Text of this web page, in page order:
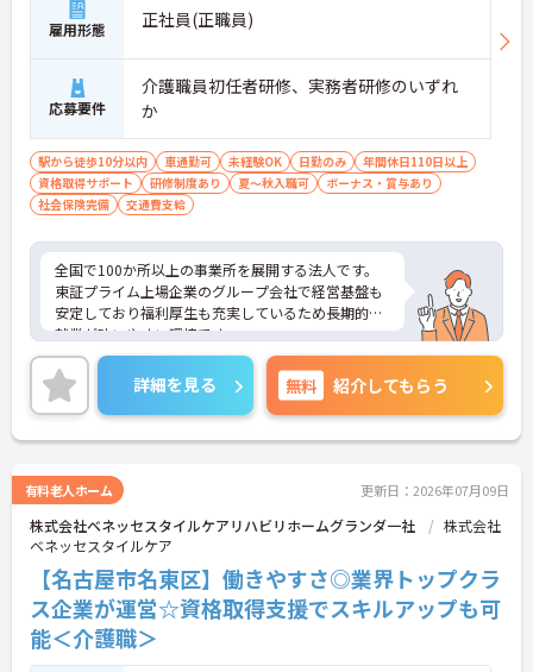
雇用形態 正社員(正職員)
応募要件
介護職員初任者研修、実務者研修のいずれ
か
駅から徒歩10分以内 車通勤可 未経験OK 日勤のみ
年間休日110日以上
資格取得サポート
研修制度あり 夏～秋入職可
ボーナス・賞与あり
社会保険完備
交通費支給
全国で100か所以上の事業所を展開する法人です。
東証プライム上場企業のグループ会社で経営基盤も
安定しており福利厚生も充実しているため長期的な
就業が叶いやすい環境です。
また、キャリアパス制度が整っているので、経験が
浅い方・ブランクがある方も高い目標をもって仕事
に取り組んでいただけます◎
ご興味ある方には、面接対策ポイントなど、さらに
詳細をお話しいたしますのでお気軽にご相談くださ
詳細を見る 無料 紹介してもらう
有料老人ホーム 更新日：2026年07月09日
株式会社ベネッセスタイルケアリハビリホームグランダ一社
株式会社
ベネッセスタイルケア
【名古屋市名東区】働きやすさ◎業界トップクラ
ス企業が運営☆資格取得支援でスキルアップも可
能＜介護職＞